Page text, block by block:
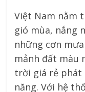
Việt Nam nằm
gió mùa, nắng
những cơn
mảnh đất màu
trời giá rẻ phát
năng. Với hệ